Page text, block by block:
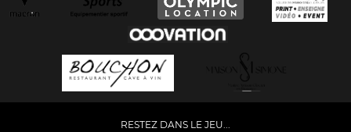
RESTEZ DANS LE JEU...